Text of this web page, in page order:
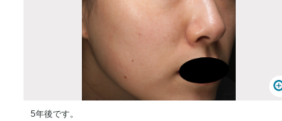
5年後です。